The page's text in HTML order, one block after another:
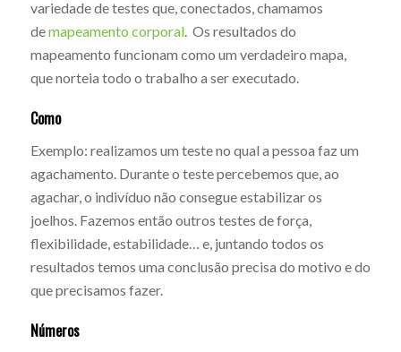
variedade de testes que, conectados, chamamos
demapeamento corporal. Os resultados do
mapeamento funcionam como um verdadeiro mapa,
que norteia todo o trabalho a ser executado.
Como
Exemplo: realizamos um teste no qual a pessoa faz um
agachamento. Durante o teste percebemos que, ao
agachar, o indivíduo não consegue estabilizar os
joelhos. Fazemos então outros testes de força,
flexibilidade, estabilidade… e, juntando todos os
resultados temos uma conclusão precisa do motivo e do
que precisamos fazer.
Números